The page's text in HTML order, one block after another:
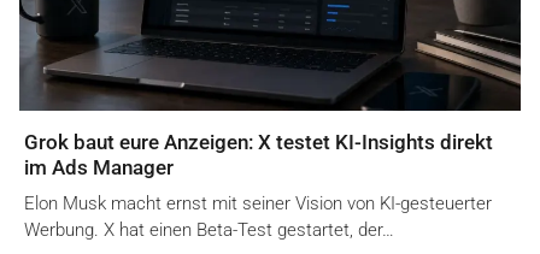
Grok baut eure Anzeigen: X testet KI-Insights direkt
im Ads Manager
Elon Musk macht ernst mit seiner Vision von KI-gesteuerter
Werbung. X hat einen Beta-Test gestartet, der…